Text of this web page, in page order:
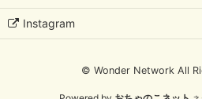
Instagram
© Wonder Network All